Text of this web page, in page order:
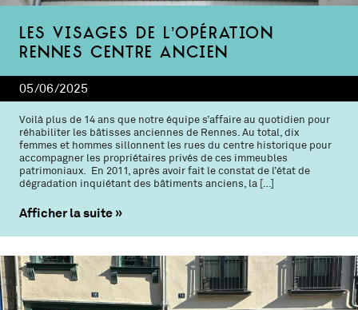
Les visages de l’Opération
Rennes Centre ancien
05/06/2025
Voilà plus de 14 ans que notre équipe s’affaire au quotidien pour
réhabiliter les bâtisses anciennes de Rennes. Au total, dix
femmes et hommes sillonnent les rues du centre historique pour
accompagner les propriétaires privés de ces immeubles
patrimoniaux. En 2011, après avoir fait le constat de l’état de
dégradation inquiétant des bâtiments anciens, la […]
Afficher la suite